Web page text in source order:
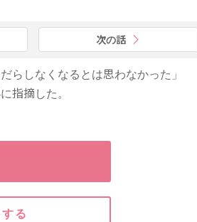
次の話
らしなくなるとは思わなかった」
指摘した。
る